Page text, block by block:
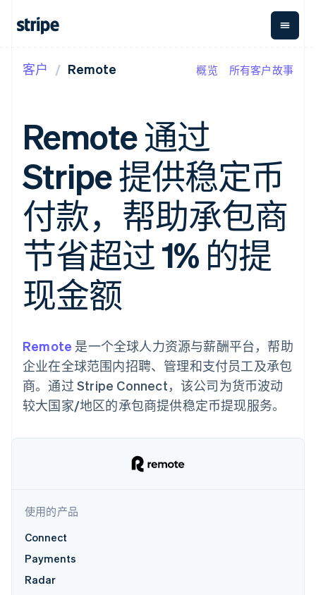
支付
在线支付
Payment links
Checkout
预构建支付界
面
Elements
灵活的 UI 组件
Payment
methods
接入 125+ 种支
付方式
Authorization
Boost
Link
加速结账
经常性收入
Metronome
按用量计费
Subscriptions
订阅管理
Invoicing
一次性或定期
账单
Tax
销售税和增值
税自动化
Data Pipeline
数据同步
资金管
向第三
方打款
平台
更多
初创企业注册
Climate
按企业阶段
按应用场景
智能体商务
加密货币
电子商务
嵌入式金融
财务自动化
全球化企业
应用内支付
交易市场
资金管理
平台
按行业
AI 企业
游戏
媒体与娱乐
文档
库与 SDK
Stripe Apps
指南
接受线上付款
实施预置结账流程
构建平台或交易市场
管理订阅
提供按用量计费
发行稳定币支持的支付卡
通过智能体配置和管理服
务
资源
应用集成
代码示例
API 状态
学习
指南
支持
获取支持
托管支持方案
专业服务
公司
招聘
资讯中心
Stripe Press
联系销售
成为合作伙伴
客户 Remote 概览 所有客户故事
Remote 通过
Stripe 提供稳定币
付款，帮助承包商
节省超过 1% 的提
现金额
Remote 是一个全球人力资源与薪酬平台，帮助
企业在全球范围内招聘、管理和支付员工及承包
商。通过 Stripe Connect，该公司为货币波动
较大国家/地区的承包商提供稳定币提现服务。
使用的产品
Connect
Payments
Radar